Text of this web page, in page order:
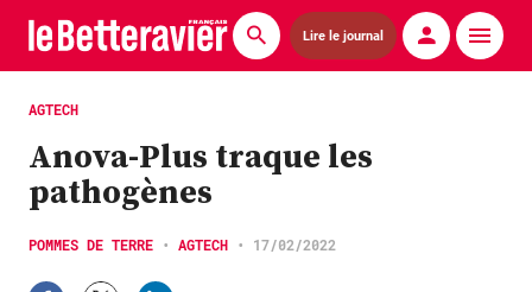
Lire le journal
Actualités
Économie
Agronomie
Matériels
AGTECH
Anova-Plus traque les
pathogènes
POMMES DE TERRE • AGTECH • 17/02/2022